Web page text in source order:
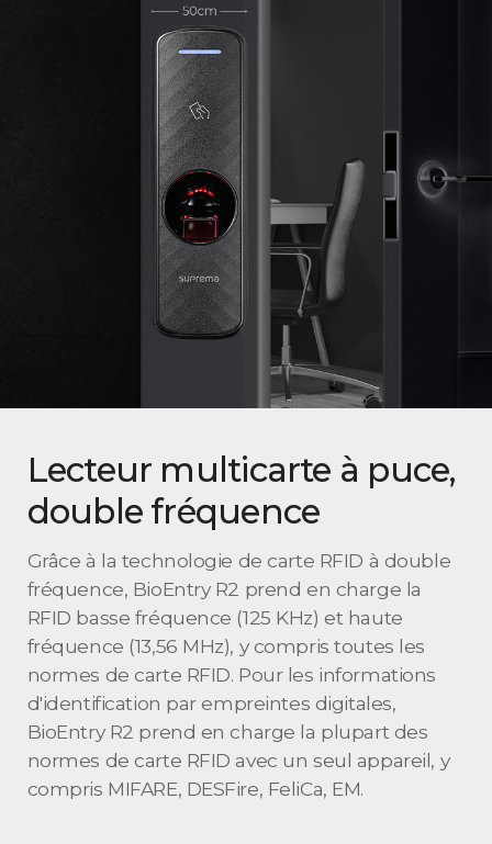
Lecteur multicarte à puce,
double fréquence
Grâce à la technologie de carte RFID à double
fréquence, BioEntry R2 prend en charge la
RFID basse fréquence (125 KHz) et haute
fréquence (13,56 MHz), y compris toutes les
normes de carte RFID. Pour les informations
d'identification par empreintes digitales,
BioEntry R2 prend en charge la plupart des
normes de carte RFID avec un seul appareil, y
compris MIFARE, DESFire, FeliCa, EM.